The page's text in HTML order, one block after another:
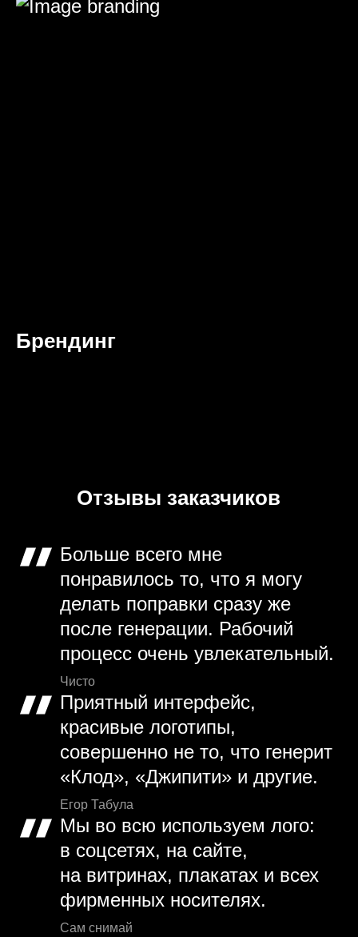
Брендинг
Отзывы заказчиков
Больше всего мне
понравилось то, что я могу
делать поправки сразу же
после генерации. Рабочий
процесс очень увлекательный.
Чисто
Приятный интерфейс,
красивые логотипы,
совершенно не то, что генерит
«Клод», «Джипити» и другие.
Егор Табула
Мы во всю используем лого:
в соцсетях, на сайте,
на витринах, плакатах и всех
фирменных носителях.
Сам снимай